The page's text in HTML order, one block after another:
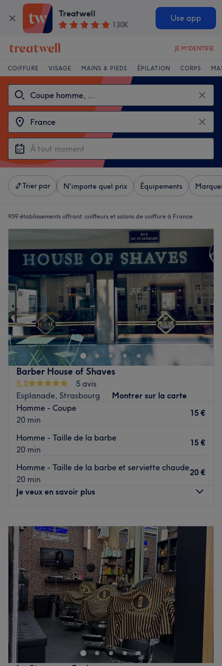
Treatwell
130K
Use app
JE M'IDENTIFIE
COIFFURE VISAGE MAINS & PIEDS ÉPILATION CORPS
Trier par N'importe quel prix Équipements
959 établissements offrant: coiffeurs et salons de coiffure à France
Barber House of Shaves
5,0
5 avis
Esplanade, Strasbourg
Montrer sur la carte
Homme - Coupe
20 min
15 €
Homme - Taille de la barbe
20 min
15 €
Homme - Taille de la barbe et serviette chaude
20 min
20 €
Je veux en savoir plus
Mardi
11:00–21:00
Mercredi
11:00
21:00
Jeudi
11:00–21:00
Vendredi
09:00
21:00
Samedi
09:00–21:00
Dimanche
Fermé
Barber House of Shaves est un barbershop situé à
Strasbourg. Ambiance conviviale, cadre chaleureux et
bonne humeur n'attendent plus que vous. C'est Mohamed
qui vous reçoit avec le sourire et met à votre service tout
son savoir-faire. Pour une coupe de cheveux, un entretien